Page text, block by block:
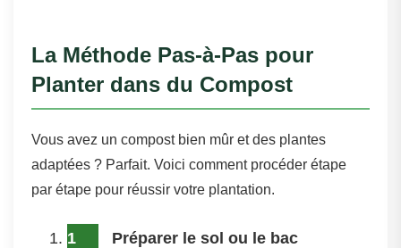
La Méthode Pas-à-Pas pour
Planter dans du Compost
Vous avez un compost bien mûr et des plantes
adaptées ? Parfait. Voici comment procéder étape
par étape pour réussir votre plantation.
Préparer le sol ou le bac